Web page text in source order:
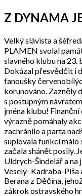
Z DYNAMA
Velký slávista a
PLAMEN svolal
slavného klubu na 23.
Dokázal přesvědčit i
fanoušky
korunováno. Zazněly
s postupným
jména klubu!
výrazně pomáhaly
zachránilo a parta
suplovala funkci
začala shánět posily.
Uldrych-Šindelář a
Veselý–Kadraba-Píša
Berana z Děčína,
zákrok ostravského